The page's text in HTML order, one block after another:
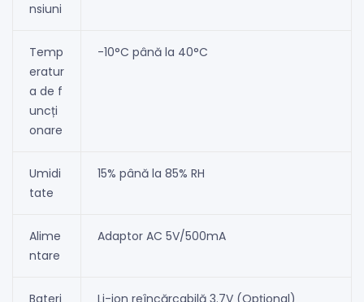
nsiuni
Temp
eratur
a de f
uncți
onare
-10°C până la 40°C
Umidi
tate
15% până la 85% RH
Alime
ntare
Adaptor AC 5V/500mA